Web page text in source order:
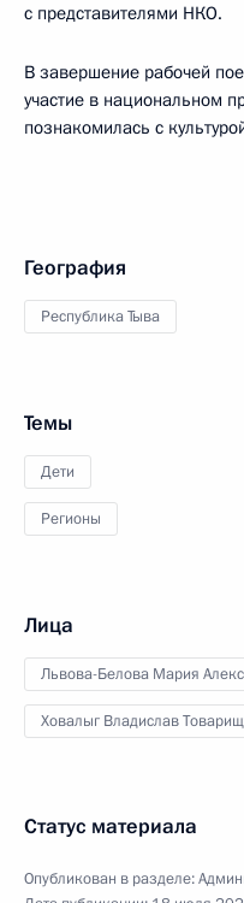
с представителями НКО.
В завершение рабочей
участие в национальном
познакомилась с
География
Республика Тыва
Темы
Дети
Регионы
Лица
Львова-Белова Мария
Ховалыг Владислав
Статус материала
Опубликован в разделе: